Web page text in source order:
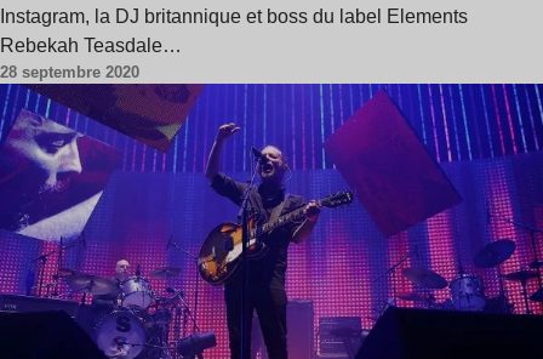
Instagram, la DJ britannique et boss du label Elements
Rebekah Teasdale…
28 septembre 2020